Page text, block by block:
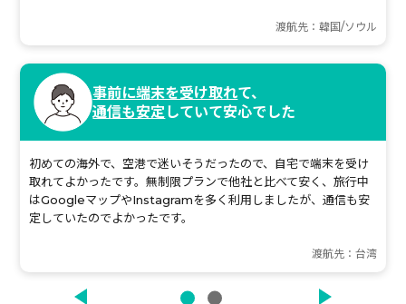
渡航先：韓国/ソウル
事前に端末を受け取れて、
通信も安定 していて安心でした
初めての海外で、空港で迷いそうだったので、自宅で端末を受け
取れてよかったです。無制限プランで他社と比べて安く、旅行中
はGoogleマップやInstagramを多く利用しましたが、通信も安
定していたのでよかったです。
渡航先：台湾